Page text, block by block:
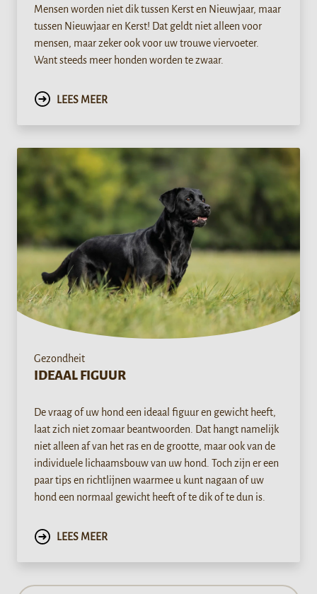
Mensen worden niet dik tussen Kerst en Nieuwjaar, maar
tussen Nieuwjaar en Kerst! Dat geldt niet alleen voor
mensen, maar zeker ook voor uw trouwe viervoeter.
Want steeds meer honden worden te zwaar.
LEES MEER
Gezondheit
IDEAAL FIGUUR
De vraag of uw hond een ideaal figuur en gewicht heeft,
laat zich niet zomaar beantwoorden. Dat hangt namelijk
niet alleen af van het ras en de grootte, maar ook van de
individuele lichaamsbouw van uw hond. Toch zijn er een
paar tips en richtlijnen waarmee u kunt nagaan of uw
hond een normaal gewicht heeft of te dik of te dun is.
LEES MEER